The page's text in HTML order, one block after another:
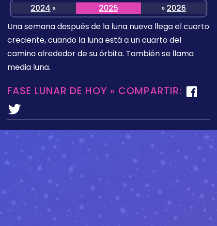
2024 « 2025 » 2026
Una semana después de la luna nueva llega el cuarto
creciente, cuando la luna está a un cuarto del
camino alrededor de su órbita. También se llama
media luna.
FASE LUNAR DE HOY » COMPARTIR: